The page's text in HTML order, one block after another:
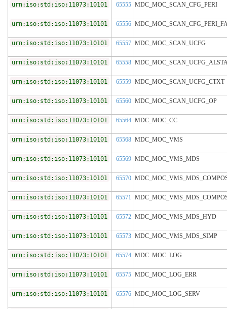
urn:iso:std:iso:11073:10101 65555 MDC_MOC_SCAN_CFG_PERI
urn:iso:std:iso:11073:10101 65556
urn:iso:std:iso:11073:10101 65557 MDC_MOC_SCAN_UCFG
urn:iso:std:iso:11073:10101 65558
urn:iso:std:iso:11073:10101 65559 MDC_MOC_SCAN_UCFG_CTXT
urn:iso:std:iso:11073:10101 65560 MDC_MOC_SCAN_UCFG_OP
urn:iso:std:iso:11073:10101 65564 MDC_MOC_CC
urn:iso:std:iso:11073:10101 65568 MDC_MOC_VMS
urn:iso:std:iso:11073:10101 65569 MDC_MOC_VMS_MDS
urn:iso:std:iso:11073:10101 65570
urn:iso:std:iso:11073:10101 65571
urn:iso:std:iso:11073:10101 65572 MDC_MOC_VMS_MDS_HYD
urn:iso:std:iso:11073:10101 65573 MDC_MOC_VMS_MDS_SIMP
urn:iso:std:iso:11073:10101 65574 MDC_MOC_LOG
urn:iso:std:iso:11073:10101 65575 MDC_MOC_LOG_ERR
urn:iso:std:iso:11073:10101 65576 MDC_MOC_LOG_SERV